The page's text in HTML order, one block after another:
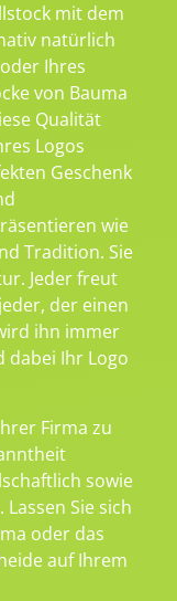
mit dem
natürlich
Ihres
von Bauma
Qualität
Logos
Geschenk
wie
Tradition. Sie
Jeder freut
der einen
ihn immer
dabei Ihr Logo
Firma zu
sowie
Sie sich
oder das
auf Ihrem